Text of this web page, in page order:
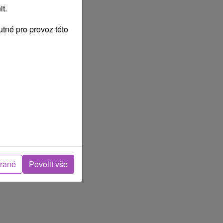
pro provoz této
Povolit vše